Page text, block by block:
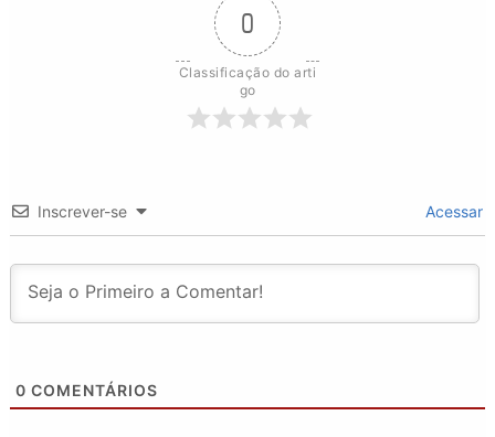
0
Classificação do arti
go
Inscrever-se Acessar
0 COMENTÁRIOS